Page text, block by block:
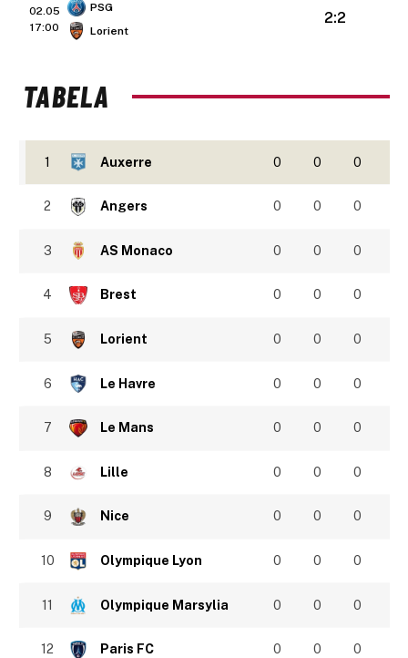
02.05
17:00
PSG
Lorient
2:2
TABELA
1 Auxerre 0 0 0
2 Angers 0 0 0
3 AS Monaco 0 0 0
4 Brest 0 0 0
5 Lorient 0 0 0
6 Le Havre 0 0 0
7 Le Mans 0 0 0
8 Lille 0 0 0
9 Nice 0 0 0
10 Olympique Lyon 0 0 0
11 Olympique Marsylia 0 0 0
12 Paris FC 0 0 0